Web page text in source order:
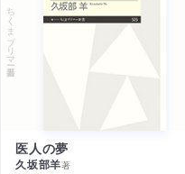
ちくまプリマー新書
医人の夢
久坂部羊著